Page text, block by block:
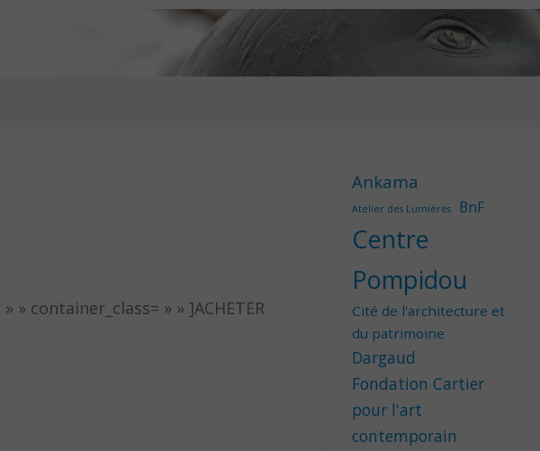
» container_class= » » ]ACHETER
Ankama
Atelier des Lumières BnF
Centre
Pompidou
Cité de l'architecture et
du patrimoine
Dargaud
Fondation Cartier
pour l'art
contemporain